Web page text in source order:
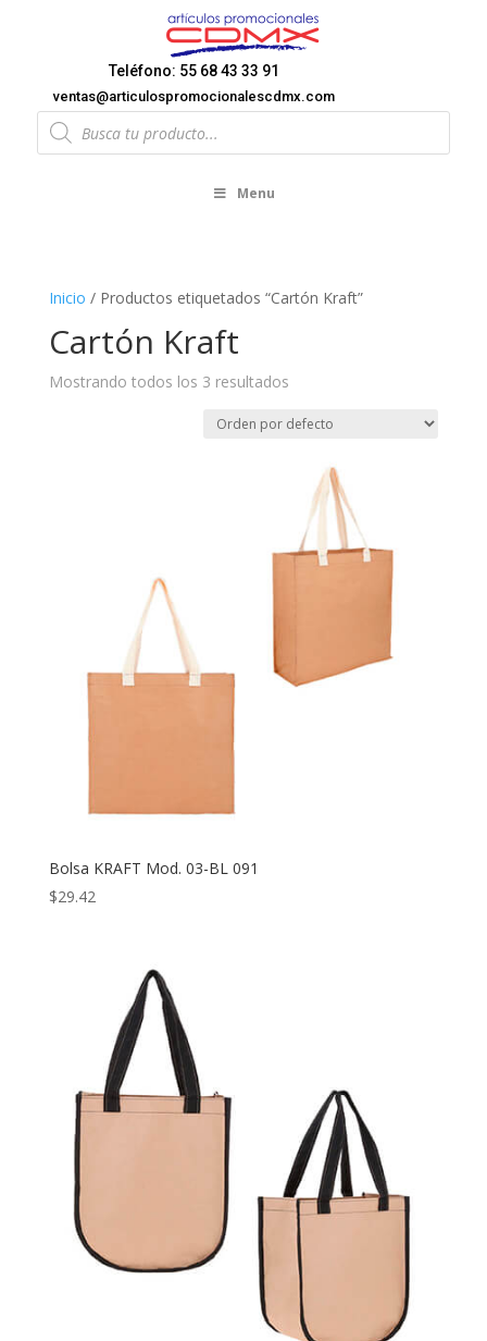
Teléfono: 55 68 43 33 91
ventas@articulospromocionalescdmx.com
Products
search
Menu
Inicio / Productos etiquetados “Cartón Kraft”
Cartón Kraft
Mostrando todos los 3 resultados
Bolsa KRAFT Mod. 03-BL 091
$29.42